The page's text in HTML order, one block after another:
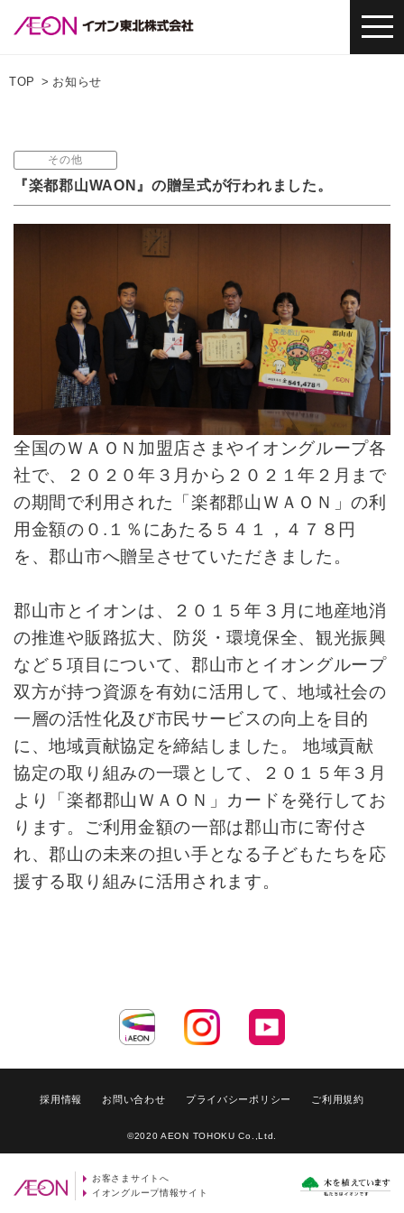
TOP お知らせ
その他
『楽都郡山WAON』の贈呈式が行われました。
全国のＷＡＯＮ加盟店さまやイオングループ各
社で、２０２０年３月から２０２１年２月まで
の期間で利用された「楽都郡山ＷＡＯＮ」の利
用金額の０.１％にあたる５４１，４７８円
を、郡山市へ贈呈させていただきました。
郡山市とイオンは、２０１５年３月に地産地消
の推進や販路拡大、防災・環境保全、観光振興
など５項目について、郡山市とイオングループ
双方が持つ資源を有効に活用して、地域社会の
一層の活性化及び市民サービスの向上を目的
に、地域貢献協定を締結しました。 地域貢献
協定の取り組みの一環として、２０１５年３月
より「楽都郡山ＷＡＯＮ」カードを発行してお
ります。ご利用金額の一部は郡山市に寄付さ
れ、郡山の未来の担い手となる子どもたちを応
援する取り組みに活用されます。
採用情報 お問い合わせ プライバシーポリシー ご利用規約
©2020 AEON TOHOKU Co.,Ltd.
お客さまサイトへ
イオングループ情報サイト